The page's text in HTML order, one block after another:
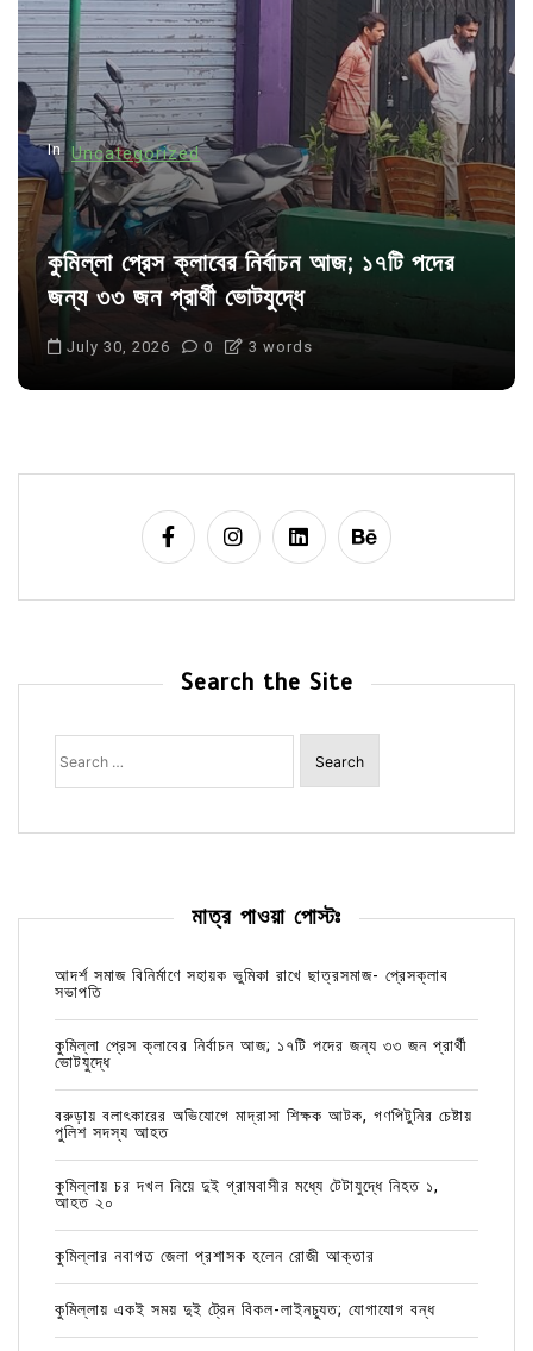
t
i
o
n
In Uncategorized
কুমিল্লা প্রেস ক্লাবের নির্বাচন আজ; ১৭টি পদের
জন্য ৩৩ জন প্রার্থী ভোটযুদ্ধে
July 30, 2026 0 3 words
Search the Site
Search
for:
মাত্র পাওয়া পোস্টঃ
আদর্শ সমাজ বিনির্মাণে সহায়ক ভুমিকা রাখে ছাত্রসমাজ- প্রেসক্লাব
সভাপতি
কুমিল্লা প্রেস ক্লাবের নির্বাচন আজ; ১৭টি পদের জন্য ৩৩ জন প্রার্থী
ভোটযুদ্ধে
বরুড়ায় বলাৎকারের অভিযোগে মাদ্রাসা শিক্ষক আটক, গণপিটুনির চেষ্টায়
পুলিশ সদস্য আহত
কুমিল্লায় চর দখল নিয়ে দুই গ্রামবাসীর মধ্যে টেটাযুদ্ধে নিহত ১,
আহত ২০
কুমিল্লার নবাগত জেলা প্রশাসক হলেন রোজী আক্তার
কুমিল্লায় একই সময় দুই ট্রেন বিকল-লাইনচ্যুত; যোগাযোগ বন্ধ